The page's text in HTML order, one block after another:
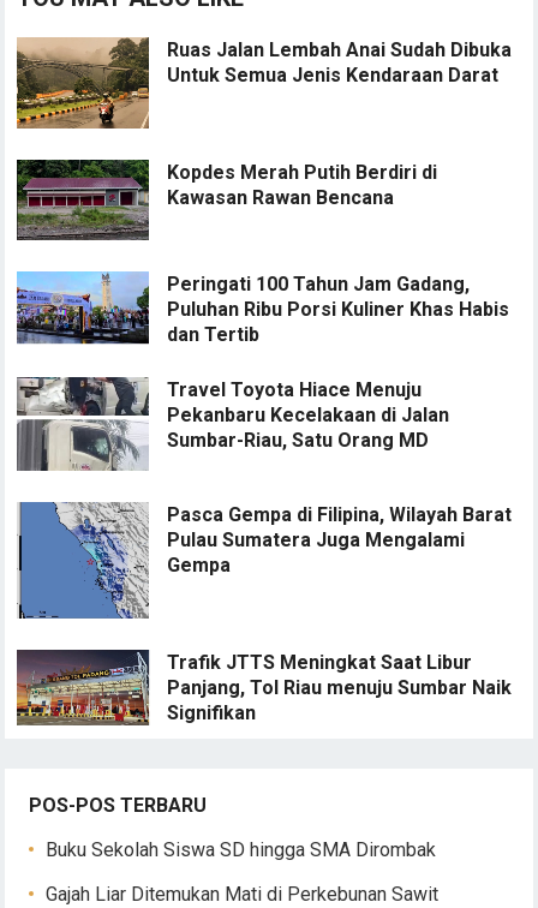
Ruas Jalan Lembah Anai Sudah Dibuka
Untuk Semua Jenis Kendaraan Darat
Kopdes Merah Putih Berdiri di
Kawasan Rawan Bencana
Peringati 100 Tahun Jam Gadang,
Puluhan Ribu Porsi Kuliner Khas Habis
dan Tertib
Travel Toyota Hiace Menuju
Pekanbaru Kecelakaan di Jalan
Sumbar-Riau, Satu Orang MD
Pasca Gempa di Filipina, Wilayah Barat
Pulau Sumatera Juga Mengalami
Gempa
Trafik JTTS Meningkat Saat Libur
Panjang, Tol Riau menuju Sumbar Naik
Signifikan
POS-POS TERBARU
Buku Sekolah Siswa SD hingga SMA Dirombak
Gajah Liar Ditemukan Mati di Perkebunan Sawit